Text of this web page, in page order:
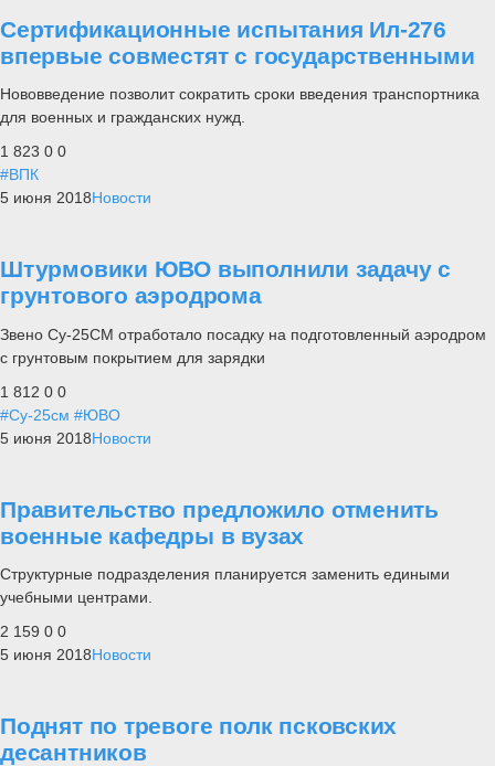
Сертификационные испытания Ил-276
впервые совместят с государственными
Нововведение позволит сократить сроки введения транспортника
для военных и гражданских нужд.
1 823 0 0
#ВПК
5 июня 2018Новости
Штурмовики ЮВО выполнили задачу с
грунтового аэродрома
Звено Су-25СМ отработало посадку на подготовленный аэродром
с грунтовым покрытием для зарядки
1 812 0 0
#Су-25см #ЮВО
5 июня 2018Новости
Правительство предложило отменить
военные кафедры в вузах
Структурные подразделения планируется заменить едиными
учебными центрами.
2 159 0 0
5 июня 2018Новости
Поднят по тревоге полк псковских
десантников